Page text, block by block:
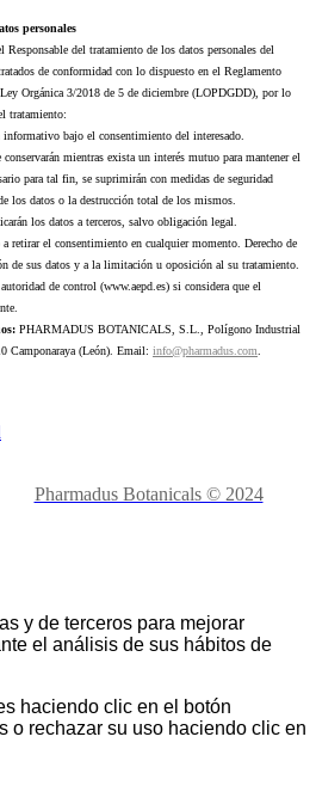
personales
Responsable del tratamiento de los datos personales del
de conformidad con lo dispuesto en el Reglamento
Orgánica 3/2018 de 5 de diciembre (LOPDGDD), por lo
tratamiento:
bajo el consentimiento del interesado.
conservarán mientras exista un interés mutuo para mantener el
para tal fin, se suprimirán con medidas de seguridad
los datos o la destrucción total de los mismos.
los datos a terceros, salvo obligación legal.
a retirar el consentimiento en cualquier momento. Derecho de
de sus datos y a la limitación u oposición al su tratamiento.
de control (www.aepd.es) si considera que el
PHARMADUS BOTANICALS, S.L., Polígono Industrial
Camponaraya (León). Email: info@pharmadus.com.
Pharmadus Botanicals © 2024
y de terceros para mejorar
el análisis de sus hábitos de
haciendo clic en el botón
o rechazar su uso haciendo clic en